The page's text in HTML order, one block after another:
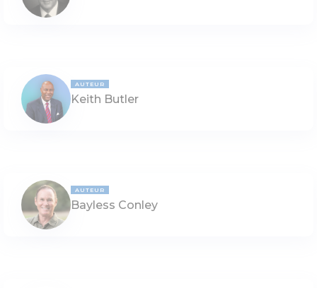
AUTEUR
Keith Butler
AUTEUR
Bayless Conley